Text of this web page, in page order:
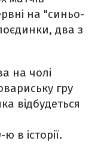
на "синьо-
два з
на чолі
гру
відбудеться
в історії.